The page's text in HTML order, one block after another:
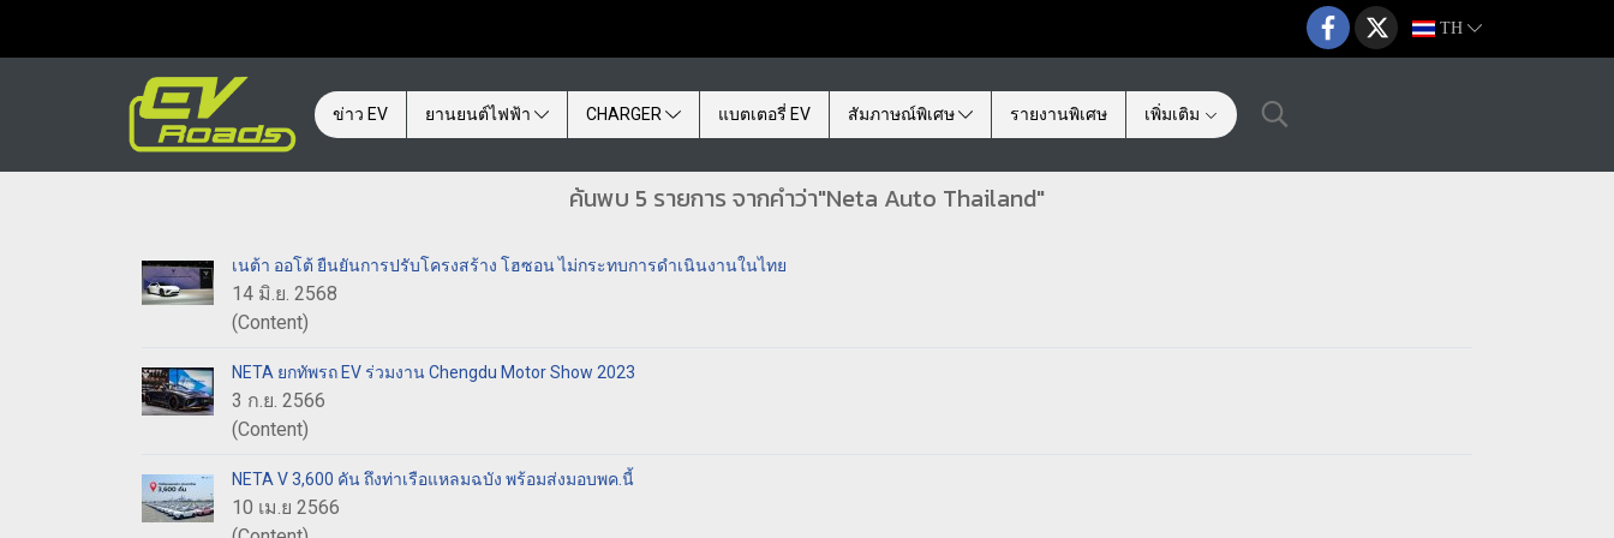
TH
ข่าว EV ยานยนต์ไฟฟ้า CHARGER แบตเตอรี่ EV สัมภาษณ์พิเศษ รายงานพิเศษ เพิ่มเติม
ค้นพบ 5 รายการ จากคำว่า"Neta Auto Thailand"
เนต้า ออโต้ ยืนยันการปรับโครงสร้าง โฮซอน ไม่กระทบการดำเนินงานในไทย
14 มิ.ย. 2568
(Content)
NETA ยกทัพรถ EV ร่วมงาน Chengdu Motor Show 2023
3 ก.ย. 2566
(Content)
NETA V 3,600 คัน ถึงท่าเรือแหลมฉบัง พร้อมส่งมอบพค.นี้
10 เม.ย 2566